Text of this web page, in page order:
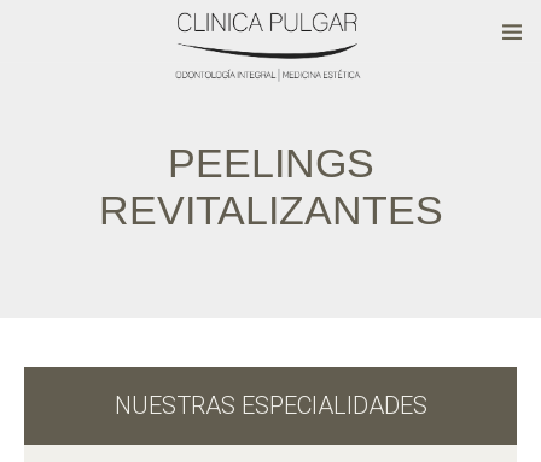
PEELINGS
REVITALIZANTES
NUESTRAS ESPECIALIDADES